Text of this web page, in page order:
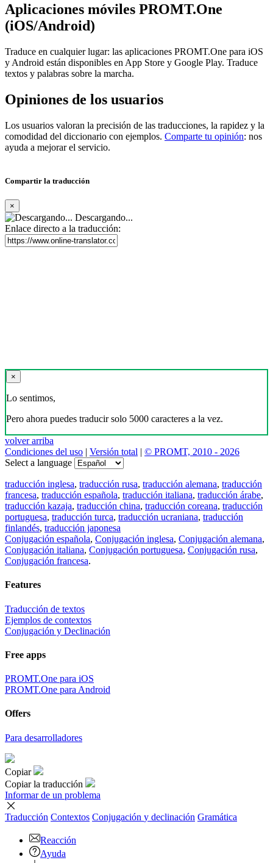
Aplicaciones móviles PROMT.One
(iOS/Android)
Traduce en cualquier lugar: las aplicaciones PROMT.One para iOS
y Android están disponibles en App Store y Google Play. Traduce
textos y palabras sobre la marcha.
Opiniones de los usuarios
Los usuarios valoran la precisión de las traducciones, la rapidez y la
comodidad del diccionario con ejemplos. Comparte tu opinión: nos
ayuda a mejorar el servicio.
Compartir la traducción
×
Descargando...
Enlace directo a la traducción:
×
Lo sentimos,
Pero ahora puedes traducir solo 5000 caracteres a la vez.
volver arriba
Condiciones del uso | Versión total | © PROMT, 2010 - 2026
Select a language
traducción inglesa, traducción rusa, traducción alemana, traducción
francesa, traducción española, traducción italiana, traducción árabe,
traducción kazaja, traducción china, traducción coreana, traducción
portuguesa, traducción turca, traducción ucraniana, traducción
finlandés, traducción japonesa
Conjugación española, Conjugación inglesa, Conjugación alemana,
Conjugación italiana, Conjugación portuguesa, Conjugación rusa,
Conjugación francesa.
Features
Traducción de textos
Ejemplos de contextos
Conjugación y Declinación
Free apps
PROMT.One para iOS
PROMT.One para Android
Offers
Para desarrolladores
Copiar
Copiar la traducción
Informar de un problema
Traducción Contextos Conjugación y declinación Gramática
Reacción
Ayuda